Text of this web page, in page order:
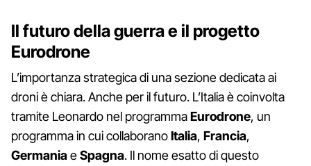
Il futuro della guerra e il progetto
Eurodrone
L’importanza strategica di una sezione dedicata ai
droni è chiara. Anche per il futuro. L’Italia è coinvolta
tramite Leonardo nel programmaEurodrone, un
programma in cui collaboranoItalia, Francia,
GermaniaeSpagna. Il nome esatto di questo